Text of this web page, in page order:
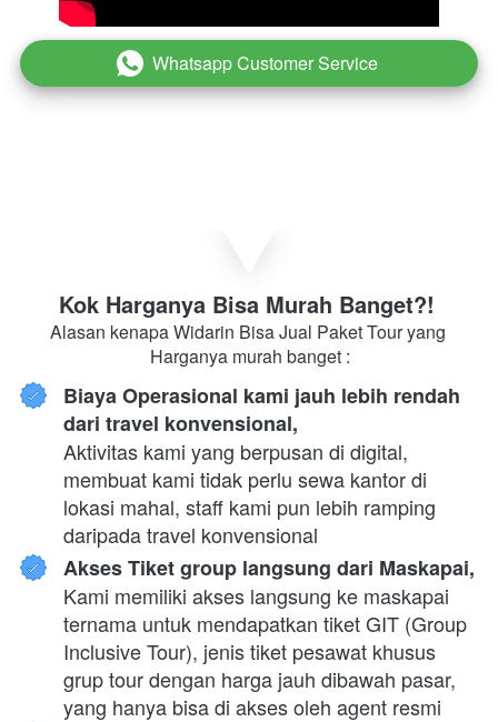
` Whatsapp Customer Service
Kok Harganya Bisa Murah Banget?!
Alasan kenapa Widarin Bisa Jual Paket Tour yang
Harganya murah banget :
Biaya Operasional kami jauh lebih rendah
dari travel konvensional,
Aktivitas kami yang berpusan di digital,
membuat kami tidak perlu sewa kantor di
lokasi mahal, staff kami pun lebih ramping
daripada travel konvensional
Akses Tiket group langsung dari Maskapai,
Kami memiliki akses langsung ke maskapai
ternama untuk mendapatkan tiket GIT (Group
Inclusive Tour), jenis tiket pesawat khusus
grup tour dengan harga jauh dibawah pasar,
yang hanya bisa di akses oleh agent resmi